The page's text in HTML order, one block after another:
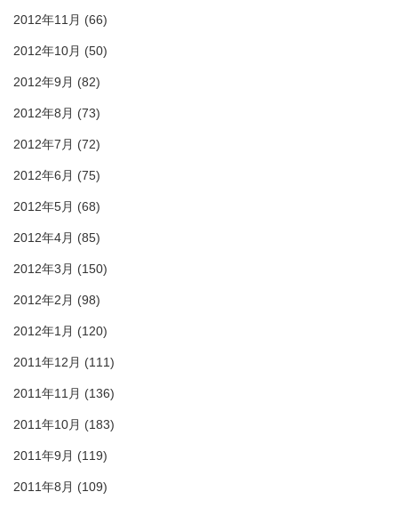
2012年11月 (66)
2012年10月 (50)
2012年9月 (82)
2012年8月 (73)
2012年7月 (72)
2012年6月 (75)
2012年5月 (68)
2012年4月 (85)
2012年3月 (150)
2012年2月 (98)
2012年1月 (120)
2011年12月 (111)
2011年11月 (136)
2011年10月 (183)
2011年9月 (119)
2011年8月 (109)